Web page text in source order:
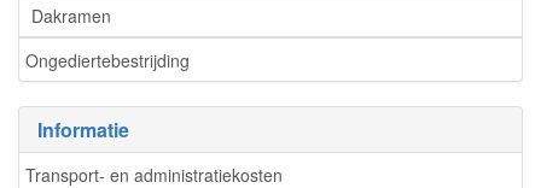
Dakramen
Ongediertebestrijding
Informatie
Transport- en administratiekosten